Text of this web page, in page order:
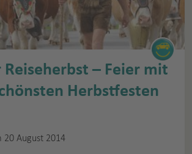
Reiseherbst – Feier mit
Herbstfesten
20 August 2014